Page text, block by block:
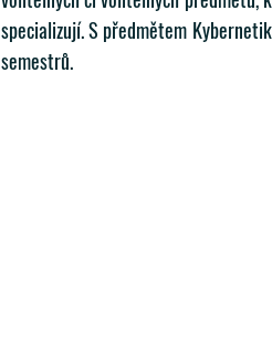
specializují. S předmětem
semestrů.